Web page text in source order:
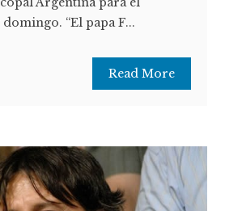
“El papa F...
Read More